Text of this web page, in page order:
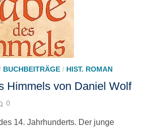
BUCHBEITRÄGE/ HIST. ROMAN
Himmels von Daniel Wolf
0
14. Jahrhunderts. Der junge